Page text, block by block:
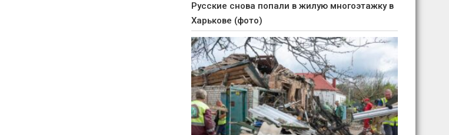
Русские снова попали в жилую многоэтажку в
Харькове (фото)